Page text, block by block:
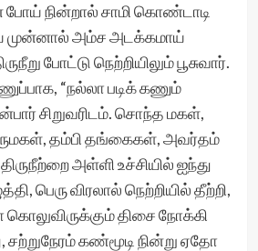
போய் நின்றால் சாமி கொண்டாடி
முன்னால் அம்ச அடக்கமாய்
போட்டு நெற்றியிலும் பூசுவார்.
“நல்லா படிக் கணும்
சிறுவரிடம். சொந்த மகள்,
தம்பி தங்கைகள், அவர்தம்
அள்ளி உச்சியில் ஐந்து
பெரு விரலால் நெற்றியில் தீற்றி,
திசை நோக்கி
சற்றுநேரம் கண்மூடி நின்று ஏதோ